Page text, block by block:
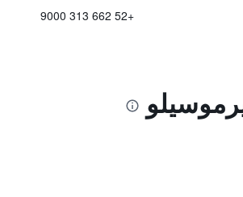
+52 662 313 9000